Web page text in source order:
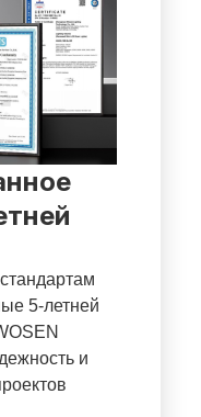
5-летней
и